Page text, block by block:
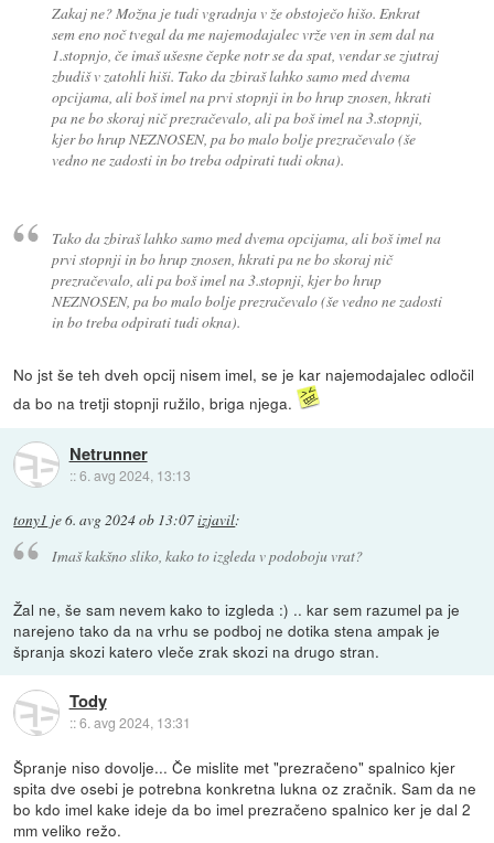
Zakaj ne? Možna je tudi vgradnja v že obstoječo hišo. Enkrat
sem eno noč tvegal da me najemodajalec vrže ven in sem dal na
1.stopnjo, če imaš ušesne čepke notr se da spat, vendar se zjutraj
zbudiš v zatohli hiši. Tako da zbiraš lahko samo med dvema
opcijama, ali boš imel na prvi stopnji in bo hrup znosen, hkrati
pa ne bo skoraj nič prezračevalo, ali pa boš imel na 3.stopnji,
kjer bo hrup NEZNOSEN, pa bo malo bolje prezračevalo (še
vedno ne zadosti in bo treba odpirati tudi okna).
Tako da zbiraš lahko samo med dvema opcijama, ali boš imel na
prvi stopnji in bo hrup znosen, hkrati pa ne bo skoraj nič
prezračevalo, ali pa boš imel na 3.stopnji, kjer bo hrup
NEZNOSEN, pa bo malo bolje prezračevalo (še vedno ne zadosti
in bo treba odpirati tudi okna).
No jst še teh dveh opcij nisem imel, se je kar najemodajalec odločil
da bo na tretji stopnji ružilo, briga njega.
Netrunner
::6. avg 2024, 13:13
tony1 je6. avg 2024 ob 13:07izjavil:
Imaš kakšno sliko, kako to izgleda v podoboju vrat?
Žal ne, še sam nevem kako to izgleda :) .. kar sem razumel pa je
narejeno tako da na vrhu se podboj ne dotika stena ampak je
špranja skozi katero vleče zrak skozi na drugo stran.
Tody
::6. avg 2024, 13:31
Špranje niso dovolje... Če mislite met "prezračeno" spalnico kjer
spita dve osebi je potrebna konkretna lukna oz zračnik. Sam da ne
bo kdo imel kake ideje da bo imel prezračeno spalnico ker je dal 2
mm veliko režo.